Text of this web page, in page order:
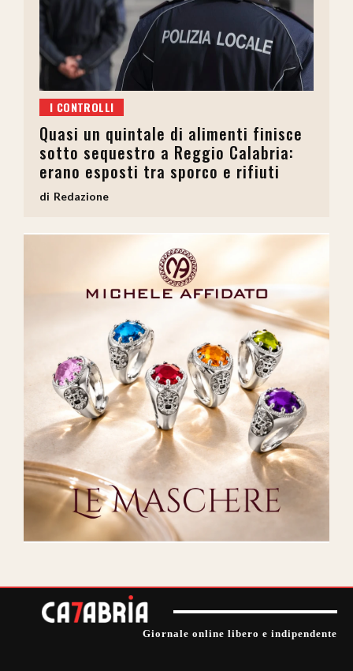
I CONTROLLI
Quasi un quintale di alimenti finisce
sotto sequestro a Reggio Calabria:
erano esposti tra sporco e rifiuti
Redazione
Giornale online libero e indipendente